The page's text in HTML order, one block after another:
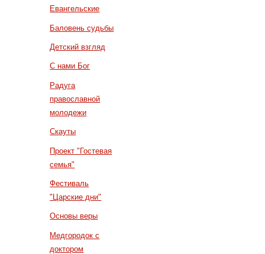
Евангельские
Баловень судьбы
Детский взгляд
С нами Бог
Радуга
православной
молодежи
Скауты
Проект "Гостевая
семья"
Фестиваль
"Царские дни"
Основы веры
Медгородок с
доктором